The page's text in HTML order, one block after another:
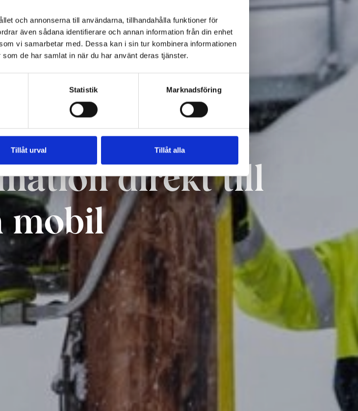
och annonserna till användarna, tillhandahålla funktioner för
även sådana identifierare och annan information från din enhet
vi samarbetar med. Dessa kan i sin tur kombinera informationen
de har samlat in när du har använt deras tjänster.
Statistik Marknadsföring
Tillåt urval Tillåt alla
direkt till
mobil